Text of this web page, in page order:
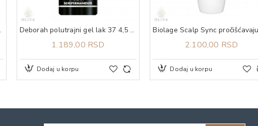
strobing Deborah polutrajni gel lak 37 4,5 ml
1.189,00 RSD
Dodaj u korpu
2.100,00 RSD
Dodaj u korpu